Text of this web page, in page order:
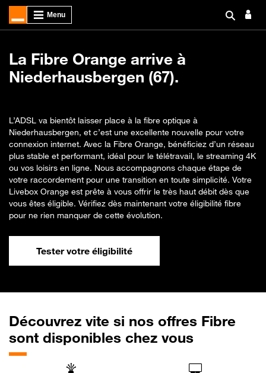
La Fibre Orange arrive à
Niederhausbergen (67).
L’ADSL va bientôt laisser place à la fibre optique à
Niederhausbergen, et c’est une excellente nouvelle pour votre
connexion internet. Avec la Fibre Orange, bénéficiez d’un réseau
plus stable et performant, idéal pour le télétravail, le streaming 4K
ou vos loisirs en ligne. Nous accompagnons chaque étape de
votre raccordement pour une transition en toute simplicité. Votre
Livebox Orange est prête à vous offrir le très haut débit dès que
vous êtes éligible. Vérifiez dès maintenant votre éligibilité fibre
pour ne rien manquer de cette évolution.
Tester votre éligibilité
Découvrez vite si nos offres Fibre
sont disponibles chez vous